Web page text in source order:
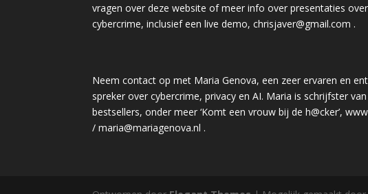
vragen over deze website of meer info over presentaties
cybercrime, inclusief een live demo,chrisjaver@gmail.com .
Neem contact op met Maria Genova, een zeer ervaren en
spreker over cybercrime, privacy en AI. Maria is schrijfster
bestsellers, onder meer ‘Komt een vrouw bij de h@cker’,
/maria@mariagenova.nl .